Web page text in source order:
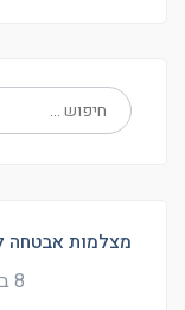
מצלמות אבטחה
8 בפברואר 2026